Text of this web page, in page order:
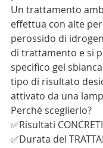
Un trattamento
effettua con alte
perossido di
di trattamento e si
specifico gel
tipo di risultato
attivato da una
Perché sceglierlo?
✅Risultati
✅Durata del